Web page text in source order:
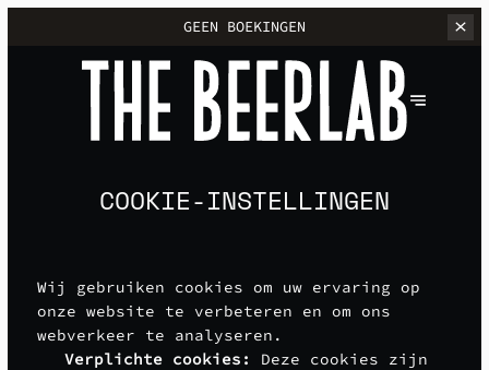
GEEN BOEKINGEN
COOKIE-INSTELLINGEN
Wij gebruiken cookies om uw ervaring op
onze website te verbeteren en om ons
webverkeer te analyseren.
Verplichte cookies :
Deze cookies zijn